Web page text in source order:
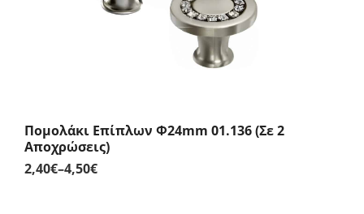
Πομολάκι Επίπλων Φ24mm 01.136 (Σε 2
Αποχρώσεις)
2,40€–4,50€Price